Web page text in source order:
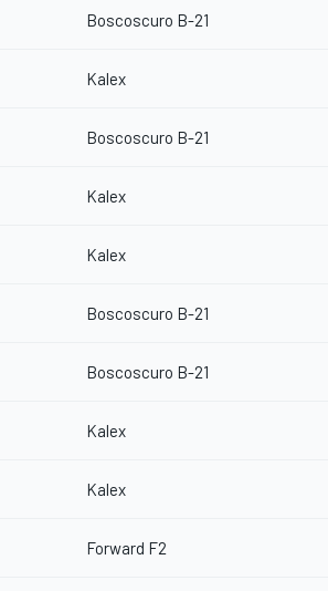
Boscoscuro B-21
Kalex
Boscoscuro B-21
Kalex
Kalex
Boscoscuro B-21
Boscoscuro B-21
Kalex
Kalex
Forward F2